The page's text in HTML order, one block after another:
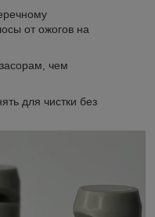
от ожогов на
чем
для чистки без